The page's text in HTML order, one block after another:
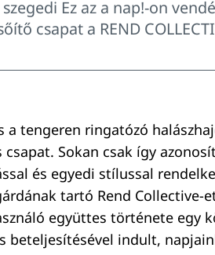
Ez az a nap!-on
csapat a REND
tengeren ringatózó
Sokan csak így
és egyedi stílussal
tartó Rend Collective-
együttes története egy
beteljesítésével indult,